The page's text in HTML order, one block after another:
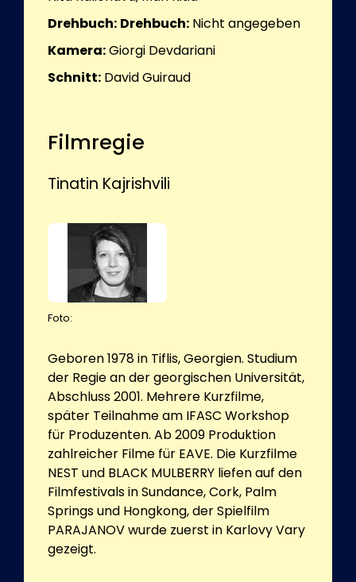
Drehbuch: Drehbuch: Nicht angegeben
Kamera:Giorgi Devdariani
Schnitt: David Guiraud
Filmregie
Tinatin Kajrishvili
Foto:
Geboren 1978 in Tiflis, Georgien. Studium
der Regie an der georgischen Universität,
Abschluss 2001. Mehrere Kurzfilme,
später Teilnahme am IFASC Workshop
für Produzenten. Ab 2009 Produktion
zahlreicher Filme für EAVE. Die Kurzfilme
NEST und BLACK MULBERRY liefen auf den
Filmfestivals in Sundance, Cork, Palm
Springs und Hongkong, der Spielfilm
PARAJANOV wurde zuerst in Karlovy Vary
gezeigt.